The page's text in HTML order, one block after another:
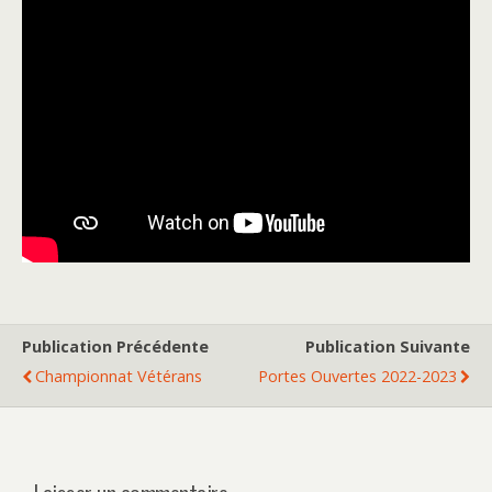
Publication Précédente
Championnat Vétérans
Publication Suivante
Portes Ouvertes 2022-2023